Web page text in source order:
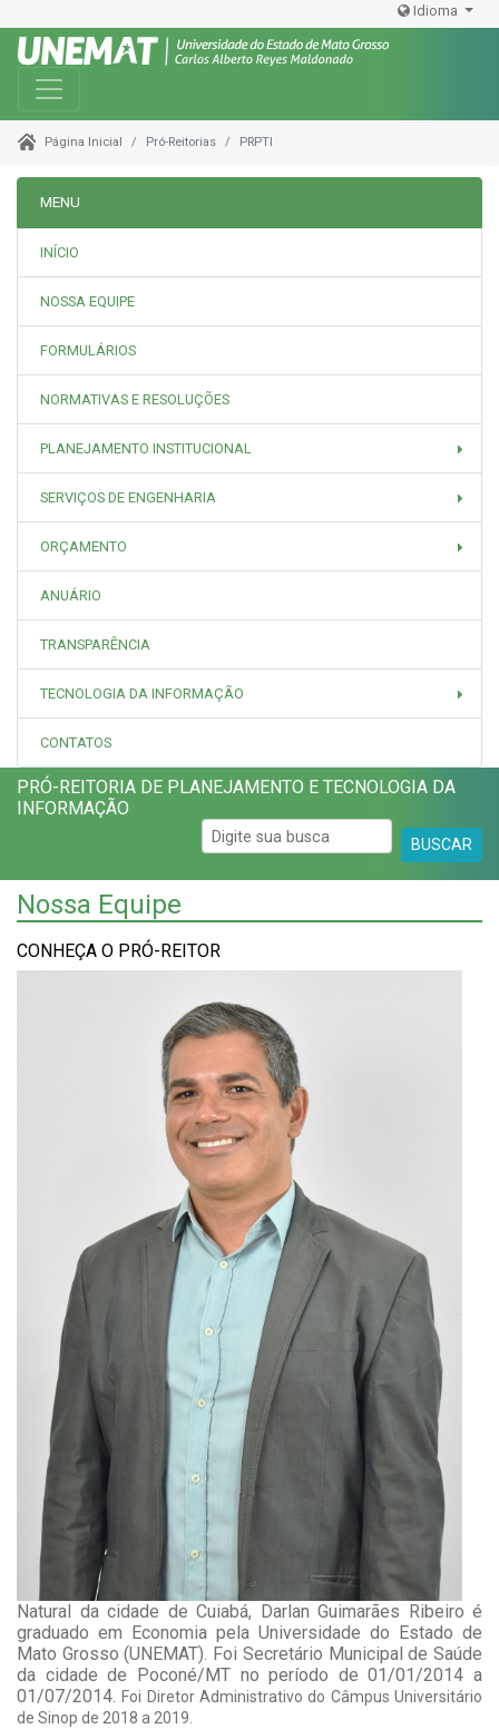
Idioma
Toggle navigation
Página Inicial Pró-Reitorias PRPTI
MENU
INÍCIO
NOSSA EQUIPE
FORMULÁRIOS
NORMATIVAS E RESOLUÇÕES
PLANEJAMENTO INSTITUCIONAL
SERVIÇOS DE ENGENHARIA
ORÇAMENTO
ANUÁRIO
TRANSPARÊNCIA
TECNOLOGIA DA INFORMAÇÃO
CONTATOS
PRÓ-REITORIA DE PLANEJAMENTO E TECNOLOGIA DA
INFORMAÇÃO
BUSCAR
Nossa Equipe
CONHEÇA O PRÓ-REITOR
Natural da cidade de Cuiabá, Darlan Guimarães Ribeiro é
graduado em Economia pela Universidade do Estado de
Mato Grosso (UNEMAT). Foi Secretário Municipal de Saúde
da cidade de Poconé/MT no período de 01/01/2014 a
01/07/2014.Foi Diretor Administrativo do Câmpus Universitário
de Sinop de 2018 a 2019.